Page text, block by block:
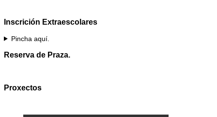
Inscrición Extraescolares
Pincha aquí.
Reserva de Praza.
Proxectos